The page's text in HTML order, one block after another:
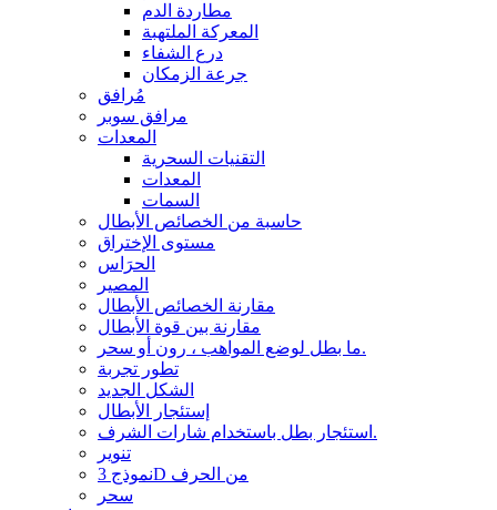
مطاردة الدم
المعركة الملتهبة
درع الشفاء
جرعة الزمكان
مُرافق
مرافق سوبر
المعدات
التقنيات السحرية
المعدات
السمات
حاسبة من الخصائص الأبطال
مستوى الإختراق
الحرَاس
المصير
مقارنة الخصائص الأبطال
مقارنة بين قوة الأبطال
ما بطل لوضع المواهب ، رون أو سحر.
تطور تجربة
الشكل الجديد
إستئجار الأبطال
استئجار بطل باستخدام شارات الشرف.
تنوير
نموذج 3D من الحرف
سحر